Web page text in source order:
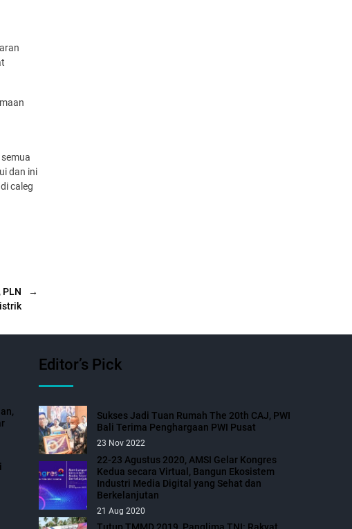
dan ini
caleg
→
PLN
Editor’s Pick
Sukses Jadi Tuan Rumah The 20th CAJ, PWI
Bali Terima Penghargaan PWI Pusat
23 Nov 2022
22-23 Agustus 2020, AMSI Gelar Kongres
Kedua secara Virtual, Bangun Ekosistem
Industri Media Digital yang Sehat dan
Berkelanjutan
21 Aug 2020